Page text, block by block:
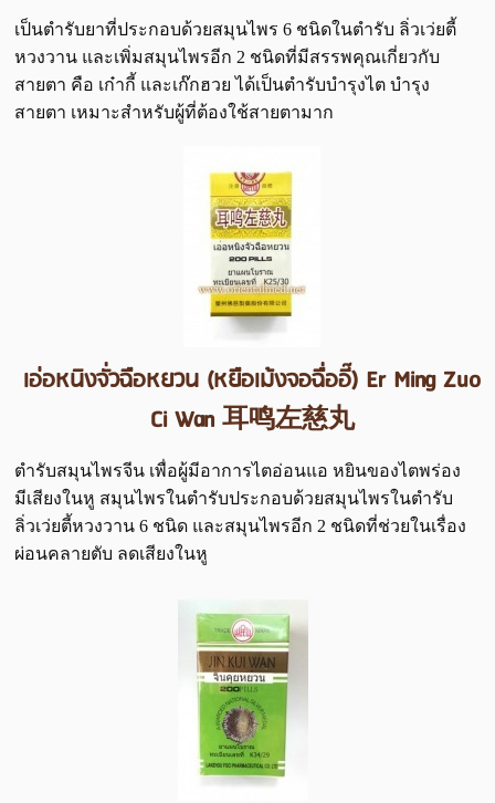
เป็นตำรับยาที่ประกอบด้วยสมุนไพร 6 ชนิดในตำรับ ลิ่วเว่ยตี้
หวงวาน และเพิ่มสมุนไพรอีก 2 ชนิดที่มีสรรพคุณเกี่ยวกับ
สายตา คือ เก๋ากี้ และเก๊กฮวย ได้เป็นตำรับบำรุงไต บำรุง
สายตา เหมาะสำหรับผู้ที่ต้องใช้สายตามาก
เอ่อหนิงจั่วฉือหยวน (หยือเม้งจอฉื่ออี๊) Er Ming Zuo
Ci Wan 耳鸣左慈丸
ตำรับสมุนไพรจีน เพื่อผู้มีอาการไตอ่อนแอ หยินของไตพร่อง
มีเสียงในหู สมุนไพรในตำรับประกอบด้วยสมุนไพรในตำรับ
ลิ่วเว่ยตี้หวงวาน 6 ชนิด และสมุนไพรอีก 2 ชนิดที่ช่วยในเรื่อง
ผ่อนคลายตับ ลดเสียงในหู